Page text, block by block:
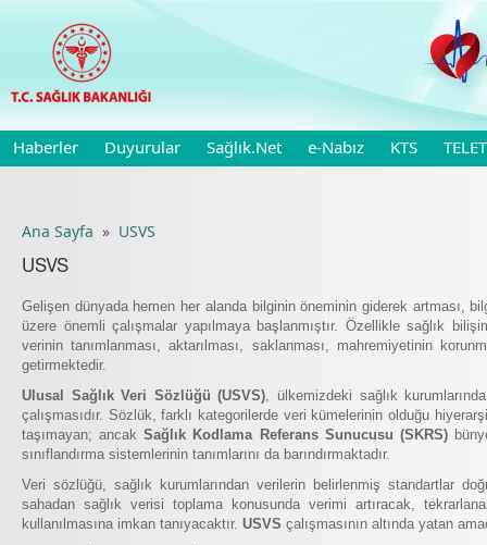
Haberler Duyurular Sağlık.Net e-Nabız KTS
Ana Sayfa » USVS
USVS
Gelişen dünyada hemen her alanda bilginin öneminin giderek artması,
üzere önemli çalışmalar yapılmaya başlanmıştır. Özellikle sağlık
verinin tanımlanması, aktarılması, saklanması, mahremiyetinin
getirmektedir.
Ulusal Sağlık Veri Sözlüğü (USVS), ülkemizdeki sağlık
çalışmasıdır. Sözlük, farklı kategorilerde veri kümelerinin olduğu
taşımayan; ancakSağlık Kodlama Referans Sunucusu (SKRS)
sınıflandırma sistemlerinin tanımlarını da barındırmaktadır.
Veri sözlüğü, sağlık kurumlarından verilerin belirlenmiş standartlar
sahadan sağlık verisi toplama konusunda verimi artıracak,
kullanılmasına imkan tanıyacaktır. USVS çalışmasının altında yatan